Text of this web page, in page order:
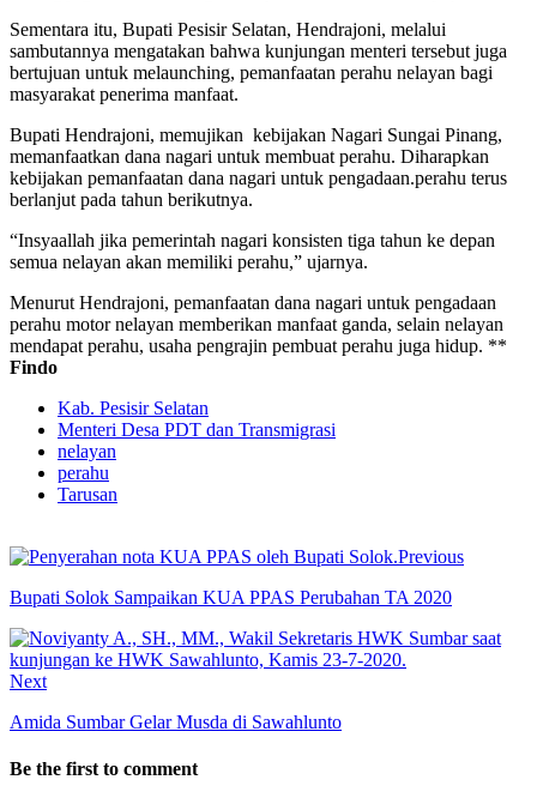
Sementara itu, Bupati Pesisir Selatan, Hendrajoni, melalui
sambutannya mengatakan bahwa kunjungan menteri tersebut juga
bertujuan untuk melaunching, pemanfaatan perahu nelayan bagi
masyarakat penerima manfaat.
Bupati Hendrajoni, memujikan kebijakan Nagari Sungai Pinang,
memanfaatkan dana nagari untuk membuat perahu. Diharapkan
kebijakan pemanfaatan dana nagari untuk pengadaan.perahu terus
berlanjut pada tahun berikutnya.
“Insyaallah jika pemerintah nagari konsisten tiga tahun ke depan
semua nelayan akan memiliki perahu,” ujarnya.
Menurut Hendrajoni, pemanfaatan dana nagari untuk pengadaan
perahu motor nelayan memberikan manfaat ganda, selain nelayan
mendapat perahu, usaha pengrajin pembuat perahu juga hidup. **
Findo
Kab. Pesisir Selatan
Menteri Desa PDT dan Transmigrasi
nelayan
perahu
Tarusan
Previous
Bupati Solok Sampaikan KUA PPAS Perubahan TA 2020
Next
Amida Sumbar Gelar Musda di Sawahlunto
Be the first to comment